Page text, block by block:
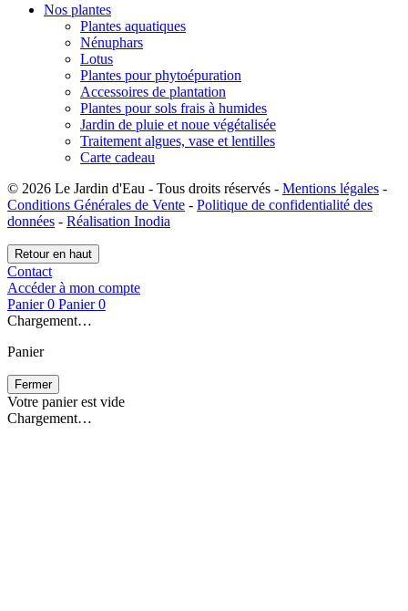
Nos plantes
Plantes aquatiques
Nénuphars
Lotus
Plantes pour phytoépuration
Accessoires de plantation
Plantes pour sols frais à humides
Jardin de pluie et noue végétalisée
Traitement algues, vase et lentilles
Carte cadeau
© 2026 Le Jardin d'Eau - Tous droits réservés - Mentions légales -
Conditions Générales de Vente - Politique de confidentialité des
données - Réalisation Inodia
Retour en haut
Contact
Accéder à mon compte
Panier 0 Panier 0
Chargement…
Panier
Fermer
Votre panier est vide
Chargement…